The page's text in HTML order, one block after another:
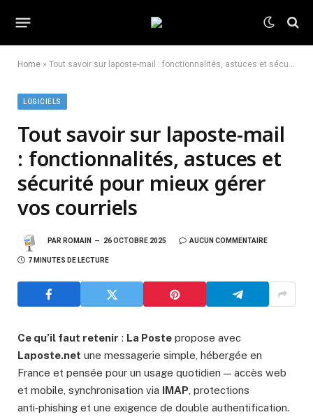
Home » Tout savoir sur laposte-mail : fonctionnalités, astuces et sécurité pour mieux gérer vos courriels
LOGICIELS
Tout savoir sur laposte-mail
: fonctionnalités, astuces et
sécurité pour mieux gérer
vos courriels
PAR ROMAIN 26 OCTOBRE 2025 AUCUN COMMENTAIRE
7 MINUTES DE LECTURE
Ce qu’il faut retenir : La Poste propose avec
Laposte.net une messagerie simple, hébergée en
France et pensée pour un usage quotidien — accès web
et mobile, synchronisation via IMAP , protections
anti‑phishing et une exigence de double authentification.